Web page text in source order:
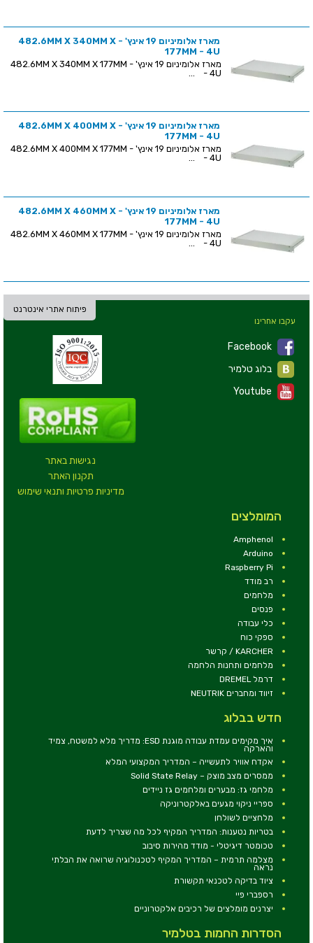
מארז אלומיניום 19 אינץ' - 482.6MM X 340MM X
177MM - 4U
מארז אלומיניום 19 אינץ' - 482.6MM X 340MM X 177MM
- 4U ...
מארז אלומיניום 19 אינץ' - 482.6MM X 400MM X
177MM - 4U
מארז אלומיניום 19 אינץ' - 482.6MM X 400MM X 177MM
- 4U ...
מארז אלומיניום 19 אינץ' - 482.6MM X 460MM X
177MM - 4U
מארז אלומיניום 19 אינץ' - 482.6MM X 460MM X 177MM
- 4U ...
פיתוח אתרי אינטרנט
נגישות באתר
תקנון האתר
מדיניות פרטיות ותנאי שימוש
עקבו אחרינו
Facebook
Youtube
המומלצים
Amphenol
Arduino
Raspberry Pi
רב מודד
מלחמים
פנסים
כלי עבודה
ספקי כוח
KARCHER / קרשר
מלחמים ותחנות הלחמה
דרמל DREMEL
זיווד ומחברים NEUTRIK
חדש בבלוג
איך מקימים עמדת עבודה מוגנת ESD: מדריך מלא למשטח, צמיד
והארקה
אקדח אוויר לתעשייה – המדריך המקצועי המלא
ממסרים מצב מוצק – Solid State Relay
מלחמי גז: מבערים ומלחמים גז ניידים
ספריי ניקוי מגעים באלקטרוניקה
מלחציים לשולחן
בטריות נטענות: המדריך המקיף לכל מה שצריך לדעת
טכומטר דיגיטלי - מודד מהירות סיבוב
מצלמה תרמית – המדריך המקיף לטכנולוגיה שרואה את הבלתי
נראה
ציוד בדיקה לטכנאי תקשורת
רספברי פיי
יצרנים מומלצים של רכיבים אלקטרוניים
הסדרות החמות בטלמיר